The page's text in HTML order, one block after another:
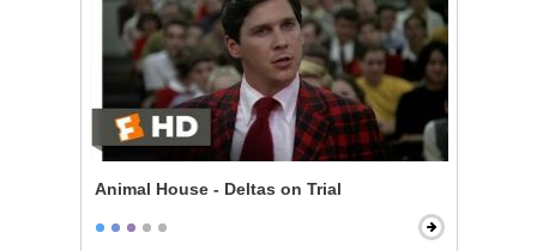
Animal House - Deltas on Trial